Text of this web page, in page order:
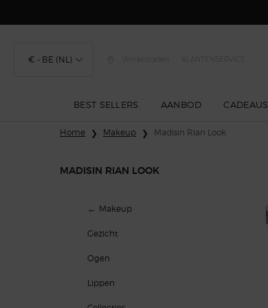
€ - BE (NL) Winkelzoeker KLANTENSERVICE
BEST SELLERS AANBOD CADEAUS
Home Makeup Madisin Rian Look
MADISIN RIAN LOOK
Makeup
Gezicht
Ogen
Lippen